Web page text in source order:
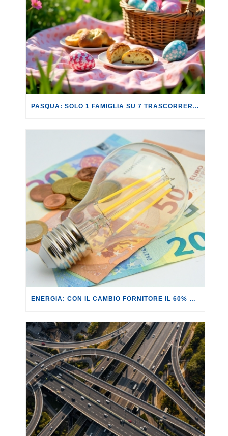
PASQUA: SOLO 1 FAMIGLIA SU 7 TRASCORRERÀ QUESTA FESTIVITÀ LONTANO DA CASA.
ENERGIA: CON IL CAMBIO FORNITORE IL 60% DEI CONTRATTI ANALIZZATI NON PORTA REALI VANTAGGI.